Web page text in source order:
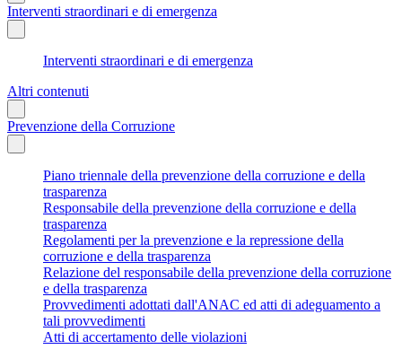
Interventi straordinari e di emergenza
Interventi straordinari e di emergenza
Altri contenuti
Prevenzione della Corruzione
Piano triennale della prevenzione della corruzione e della
trasparenza
Responsabile della prevenzione della corruzione e della
trasparenza
Regolamenti per la prevenzione e la repressione della
corruzione e della trasparenza
Relazione del responsabile della prevenzione della corruzione
e della trasparenza
Provvedimenti adottati dall'ANAC ed atti di adeguamento a
tali provvedimenti
Atti di accertamento delle violazioni